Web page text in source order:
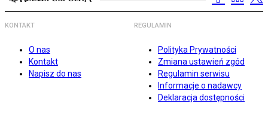
KONTAKT
O nas
Kontakt
Napisz do nas
REGULAMIN
Polityka Prywatności
Zmiana ustawień zgód
Regulamin serwisu
Informacje o nadawcy
Deklaracja dostępności